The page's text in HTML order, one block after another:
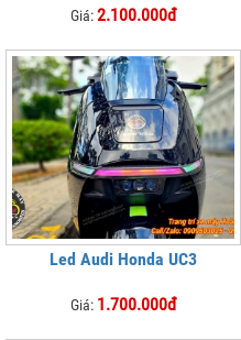
Giá:2.100.000đ
Led Audi Honda UC3
Giá: 1.700.000đ